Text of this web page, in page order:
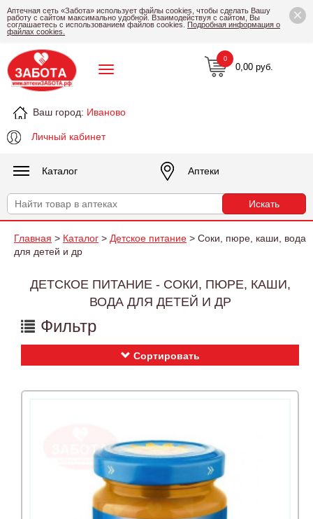
×
Аптечная сеть «Забота» использует файлы cookies, чтобы сделать Вашу
работу с сайтом максимально удобной. Взаимодействуя с сайтом, Вы
соглашаетесь с использованием файлов cookies. Подробная информация о
файлах cookies.
Ваш город: Иваново
Личный кабинет
0,00 руб.
0
Каталог Аптеки
Главная > Каталог > Детское питание > Соки, пюре, каши, вода
для детей и др
ДЕТСКОЕ ПИТАНИЕ - СОКИ, ПЮРЕ, КАШИ,
ВОДА ДЛЯ ДЕТЕЙ И ДР
Фильтр
Сортировать